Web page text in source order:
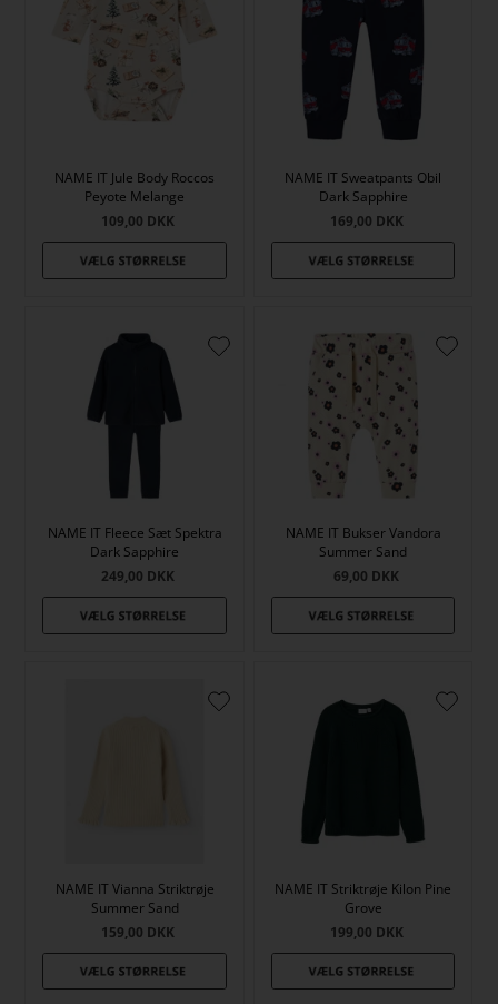
NAME IT Jule Body Roccos
Peyote Melange
109,00 DKK
NAME IT Sweatpants Obil
Dark Sapphire
169,00 DKK
NAME IT Fleece Sæt Spektra
Dark Sapphire
249,00 DKK
NAME IT Bukser Vandora
Summer Sand
69,00 DKK
NAME IT Vianna Striktrøje
Summer Sand
159,00 DKK
NAME IT Striktrøje Kilon Pine
Grove
199,00 DKK